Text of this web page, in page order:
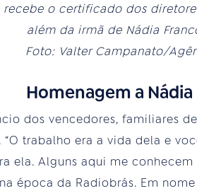
recebe o certificado dos
além da irmã de Nádia
Foto: Valter Campanato/
Homenagem a Nádia
dos vencedores, familiares
trabalho era a vida dela e
ela. Alguns aqui me
época da Radiobrás. Em